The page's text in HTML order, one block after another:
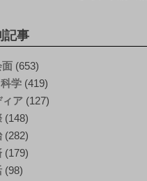
記事
面 (653)
学 (419)
ィア (127)
(148)
(282)
(179)
(98)